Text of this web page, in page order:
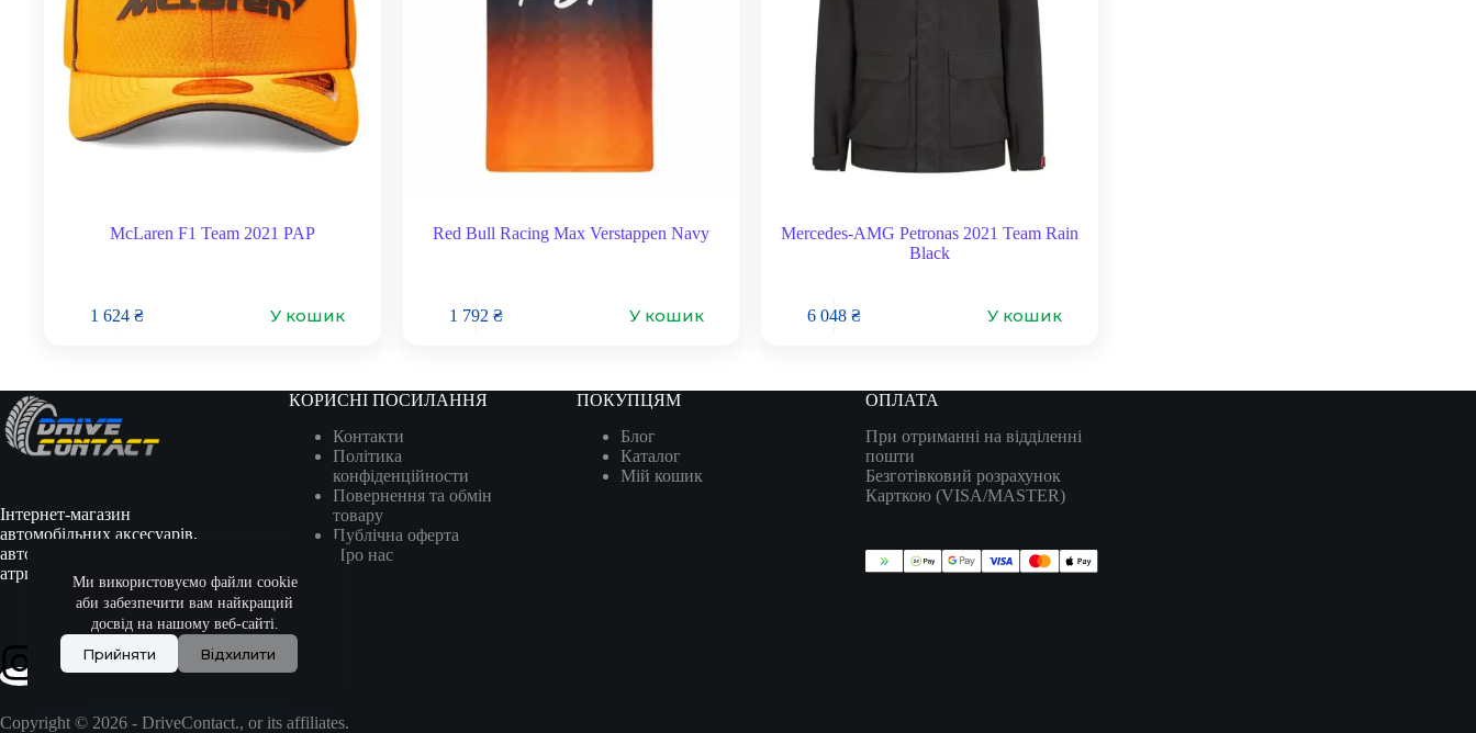
Ми використовуємо файли cookie
аби забезпечити вам найкращий
досвід на нашому веб-сайті.
Прийняти Відхилити
McLaren F1 Team 2021 PAP
1 624₴ У кошик
Red Bull Racing Max Verstappen Navy
1 792 ₴ У кошик
Mercedes-AMG Petronas 2021 Team Rain
Black
6 048₴ У кошик
Інтернет-магазин
автомобільних аксесуарів,
автотоварів, гоночної
атрибутики та сувенірів.
КОРИСНІ ПОСИЛАННЯ
Контакти
Політика
конфіденційности
Повернення та обмін
товару
Публічна оферта
Про нас
ПОКУПЦЯМ
Блог
Каталог
Мій кошик
ОПЛАТА
При отриманні на відділенні
пошти
Безготівковий розрахунок
Карткою (VISA/MASTER)
Copyright © 2026 - DriveContact., or its affiliates.